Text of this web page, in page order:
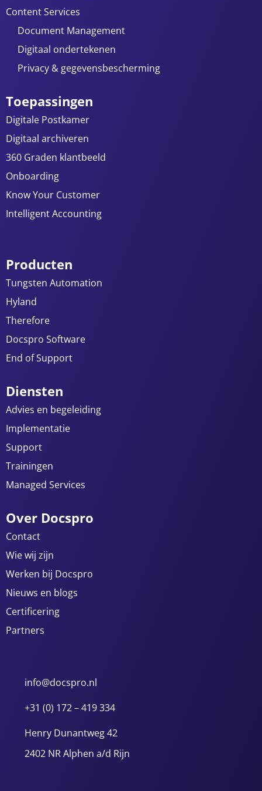
Content Services
Document Management
Digitaal ondertekenen
Privacy & gegevensbescherming
Toepassingen
Digitale Postkamer
Digitaal archiveren
360 Graden klantbeeld
Onboarding
Know Your Customer
Intelligent Accounting
Producten
Tungsten Automation
Hyland
Therefore
Docspro Software
End of Support
Diensten
Advies en begeleiding
Implementatie
Support
Trainingen
Managed Services
Over Docspro
Contact
Wie wij zijn
Werken bij Docspro
Nieuws en blogs
Certificering
Partners
info@docspro.nl
+31 (0) 172 – 419 334
Henry Dunantweg 42
2402 NR Alphen a/d Rijn